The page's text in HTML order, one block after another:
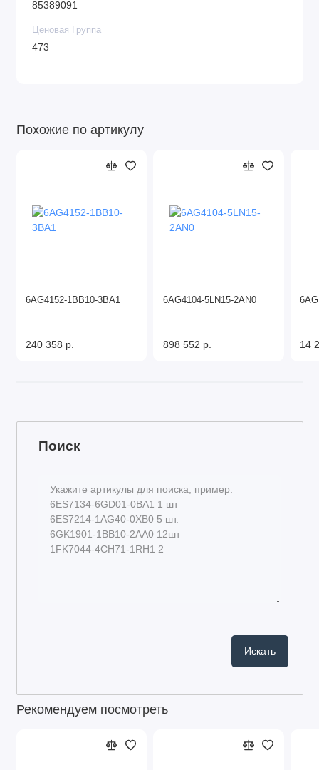
85389091
Ценовая Группа
473
Похожие по артикулу
6AG4152-1BB10-3BA1
240 358 р.
6AG4104-5LN15-2AN0
898 552 р. 14
Поиск
Рекомендуем посмотреть